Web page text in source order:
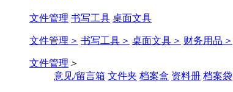
文件管理 书写工具 桌面文具
文件管理 ＞ 书写工具 ＞ 桌面文具 ＞ 财务用品 ＞
文件管理 ＞
意见/留言箱 文件夹 档案盒 资料册 档案袋